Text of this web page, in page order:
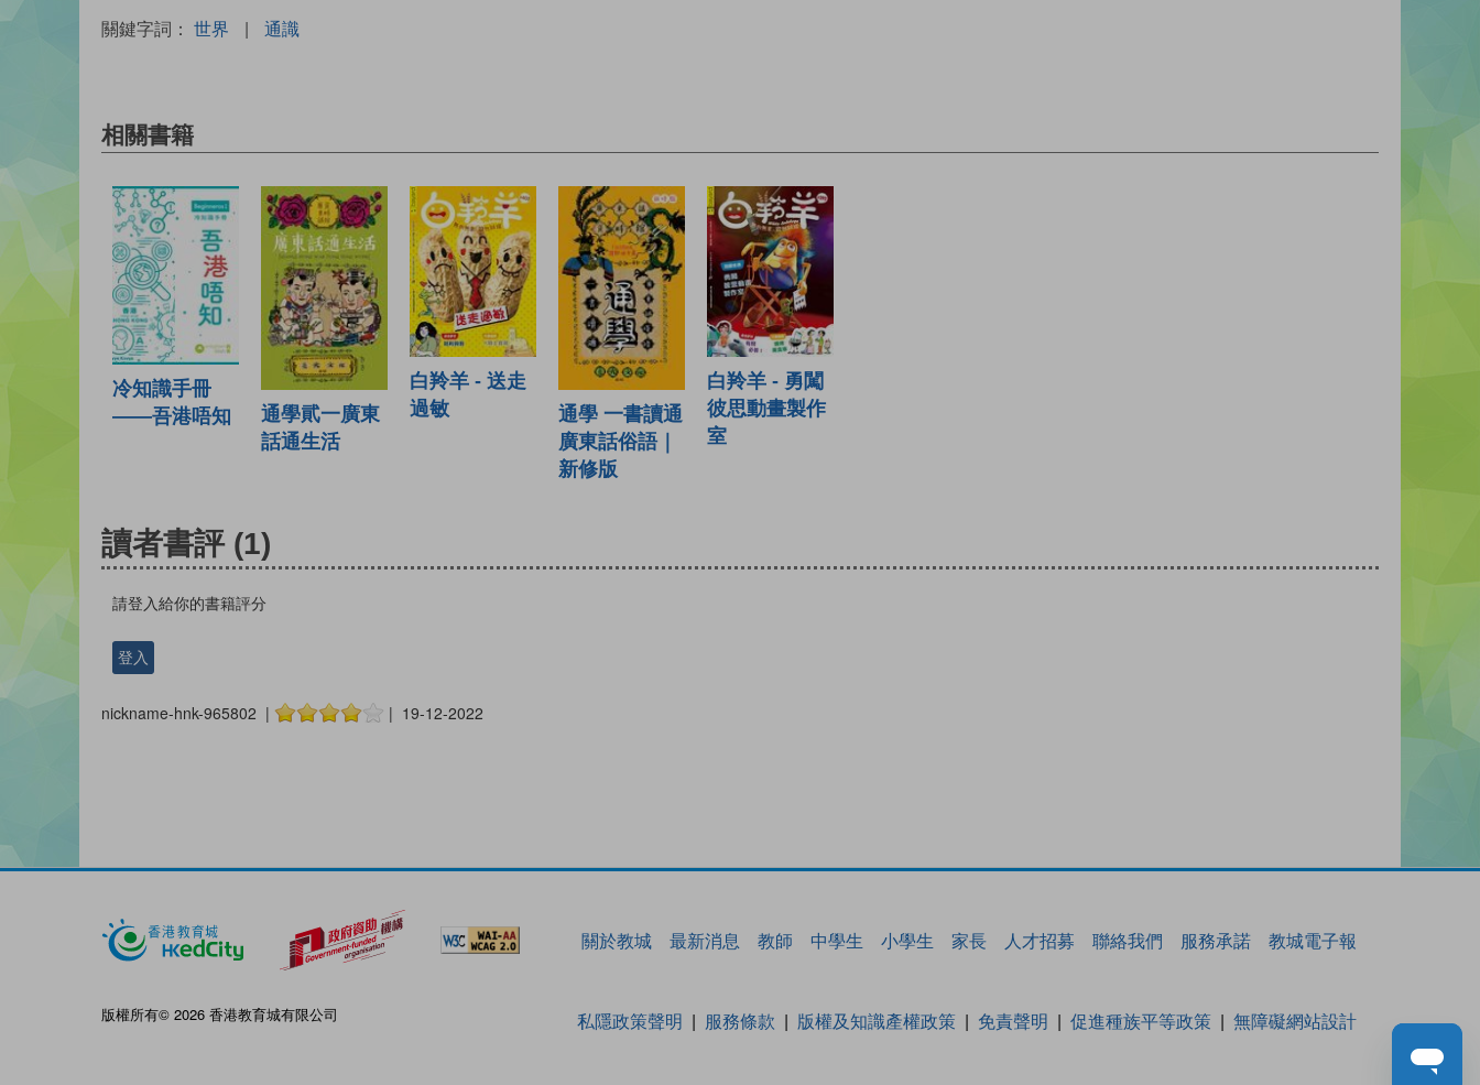
關鍵字詞： 世界 | 通識
相關書籍
冷知識手冊
——吾港唔知
通學貮一廣東
話通生活
白羚羊 - 送走
過敏
通學 一書讀通
廣東話俗語｜
新修版
白羚羊 - 勇闖
彼思動畫製作
室
讀者書評 (1)
請登入給你的書籍評分
登入
nickname-hnk-965802 | | 19-12-2022
關於教城 最新消息 教師 中學生 小學生 家長 人才招募 聯絡我們 服務承諾 教城電子報
版權所有© 2026 香港教育城有限公司 私隱政策聲明 服務條款 版權及知識產權政策 免責聲明 促進種族平等政策 無障礙網站設計